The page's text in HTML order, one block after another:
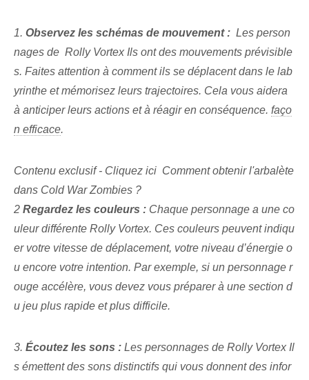
1. Observez les schémas de mouvement : ⁣ Les‌ person
nages de ⁣ Rolly Vortex Ils ont des mouvements prévisible
s. ⁢Faites attention à ‌comment⁤ ils se déplacent⁤ dans le lab
yrinthe ⁣et mémorisez leurs trajectoires. Cela vous aidera
à anticiper leurs actions et à réagir en conséquence. faço
n efficace.
Contenu exclusif - Cliquez ici Comment obtenir l'arbalète
dans Cold War Zombies ?
2 Regardez les couleurs : Chaque personnage a une co
uleur différente Rolly Vortex. Ces couleurs peuvent indiqu
er votre vitesse de déplacement, votre niveau d’énergie o
u encore votre intention. Par exemple, si un personnage r
ouge accélère, vous devez vous préparer à une section d
u jeu plus rapide et plus difficile.
3. Écoutez les sons : Les personnages de Rolly Vortex Il
s émettent des sons distinctifs qui vous donnent des infor